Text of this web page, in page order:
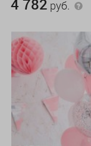
4 782 руб.